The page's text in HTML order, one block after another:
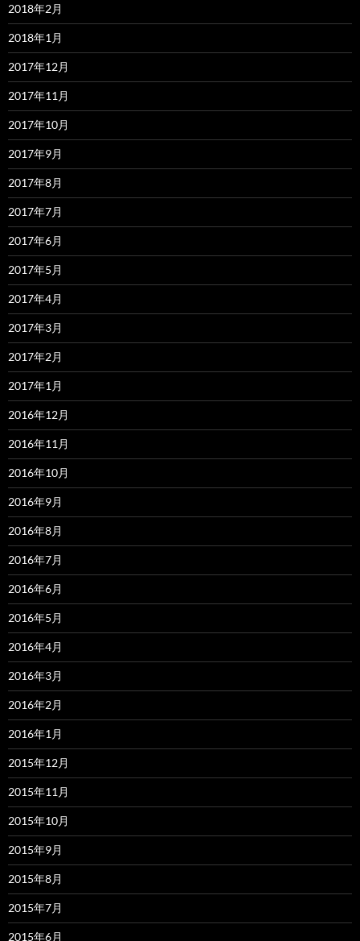
2018年2月
2018年1月
2017年12月
2017年11月
2017年10月
2017年9月
2017年8月
2017年7月
2017年6月
2017年5月
2017年4月
2017年3月
2017年2月
2017年1月
2016年12月
2016年11月
2016年10月
2016年9月
2016年8月
2016年7月
2016年6月
2016年5月
2016年4月
2016年3月
2016年2月
2016年1月
2015年12月
2015年11月
2015年10月
2015年9月
2015年8月
2015年7月
2015年6月